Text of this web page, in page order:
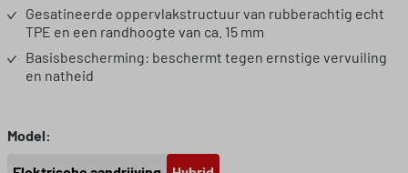
Gesatineerde oppervlakstructuur van rubberachtig echt
TPE en een randhoogte van ca. 15 mm
Basisbescherming: beschermt tegen ernstige vervuiling
en natheid
Selecteer
Model: